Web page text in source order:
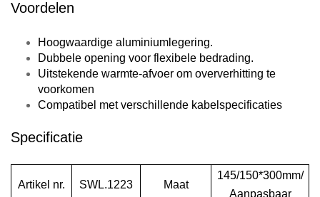
Voordelen
Hoogwaardige aluminiumlegering.
Dubbele opening voor flexibele bedrading.
Uitstekende warmte-afvoer om oververhitting te
voorkomen
Compatibel met verschillende kabelspecificaties
Specificatie
Artikel nr. SWL.1223 Maat
145/150*300mm/
Aanpasbaar